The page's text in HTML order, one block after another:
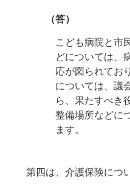
（答）
こども病院と市
どについては、
応が図られてお
については、議
ら、果たすべき
整備場所などに
ます。
第四は、介護保険につ